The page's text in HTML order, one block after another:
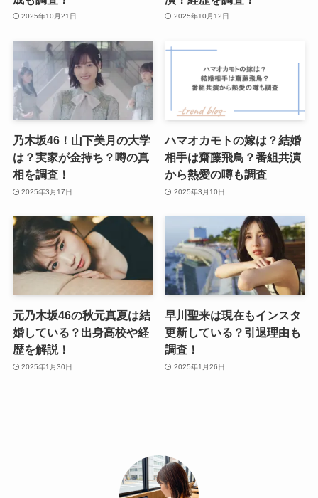
2025年10月21日 2025年10月12日
乃木坂46！山下美月の大学
は？実家が金持ち？噂の真
相を調査！
2025年3月17日
ハマオカモトの嫁は？結婚
相手は齋藤飛鳥？番組共演
から熱愛の噂も調査
2025年3月10日
元乃木坂46の秋元真夏は結
婚している？出身高校や経
歴を解説！
2025年1月30日
早川聖来は現在もインスタ
更新している？引退理由も
調査！
2025年1月26日